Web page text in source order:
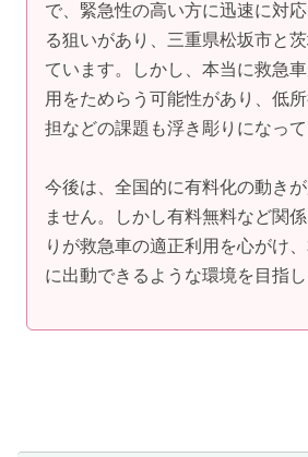
で、緊急性の高い方に迅速に対
る狙いがあり、三重県松坂市と
ています。しかし、本当に救急
用をためらう可能性があり、低
担などの課題も浮き彫りになって
今後は、全国的に有料化の動き
ません。しかし有料無料など関
りが救急車の適正利用を心がけ
に出動できるような環境を目指し